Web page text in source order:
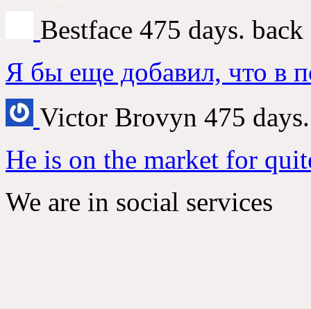
Bestface 475 days. back
Я бы еще добавил, что в
Victor Brovyn 475
He is on the market for
We are in social services